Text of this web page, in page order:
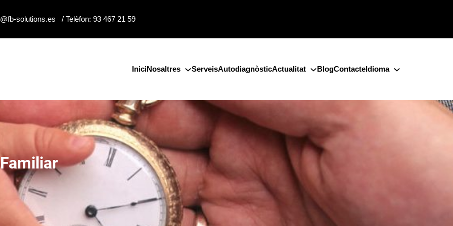
solutions.es / Telèfon: 93 467 21 59
IniciNosaltres ServeisAutodiagnòsticActualitat BlogContacteIdioma